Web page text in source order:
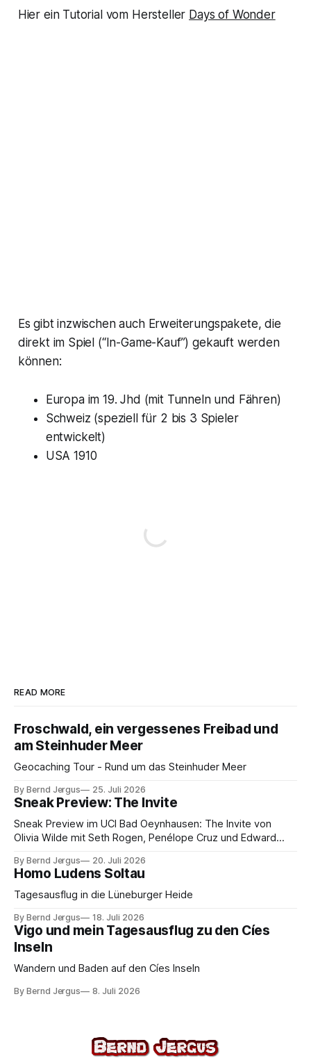
Hier ein Tutorial vom Hersteller Days of Wonder
Es gibt inzwischen auch Erweiterungspakete, die
direkt im Spiel (“In-Game-Kauf”) gekauft werden
können:
Europa im 19. Jhd (mit Tunneln und Fähren)
Schweiz (speziell für 2 bis 3 Spieler
entwickelt)
USA 1910
READ MORE
Froschwald, ein vergessenes Freibad und
am Steinhuder Meer
Geocaching Tour - Rund um das Steinhuder Meer
By Bernd Jergus 25. Juli 2026
Sneak Preview: The Invite
Sneak Preview im UCI Bad Oeynhausen: The Invite von
Olivia Wilde mit Seth Rogen, Penélope Cruz und Edward
By Bernd Jergus 20. Juli 2026
Homo Ludens Soltau
Tagesausflug in die Lüneburger Heide
By Bernd Jergus 18. Juli 2026
Vigo und mein Tagesausflug zu den Cíes
Inseln
Wandern und Baden auf den Cíes Inseln
By Bernd Jergus 8. Juli 2026